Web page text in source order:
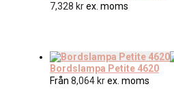
7,328 krex. moms
Bordslampa Petite 4620
Från 8,064 krex. moms